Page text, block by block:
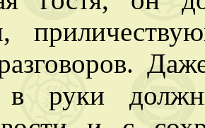
в руки